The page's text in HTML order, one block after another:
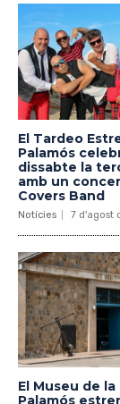
El Tardeo
Palamós
dissabte la
amb un
Covers Band
Notícies 7 d'agost
El Museu de la